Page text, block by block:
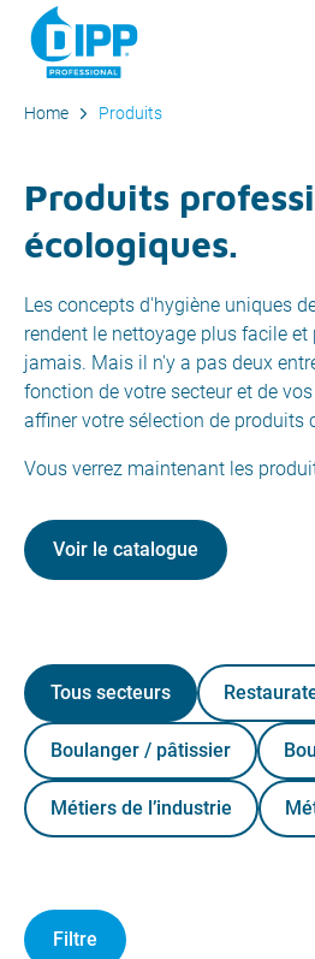
Home Produits
Produits
écologiques.
Les concepts d'hygiène uniques
rendent le nettoyage plus facile et
jamais. Mais il n'y a pas deux
fonction de votre secteur et de
affiner votre sélection de produits
Vous verrez maintenant les
Voir le catalogue
Tous secteurs
Boulanger / pâtissier
Métiers de l’industrie
Filtre